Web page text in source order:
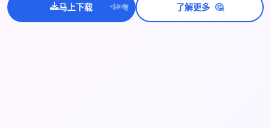
马上下载 ✨
⭐💫 了解更多 🤔